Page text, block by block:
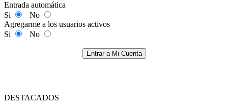
Entrada automática
Si
No
Agregarme a los usuarios activos
Si
No
Entrar a Mi Cuenta
DESTACADOS